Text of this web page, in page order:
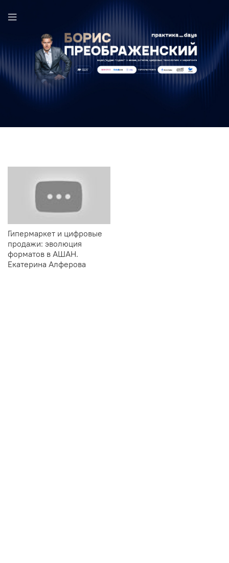
Гипермаркет и цифровые
продажи: эволюция
форматов в АШАН.
Екатерина Алферова